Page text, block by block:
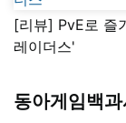
[리뷰] PvE로 즐
레이더스'
동아게임백과